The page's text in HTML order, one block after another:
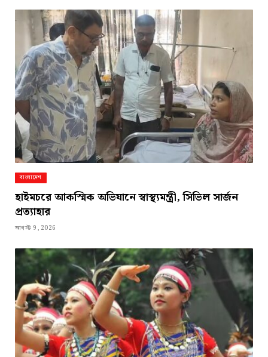
বাংলাদেশ
হাইমচরে আকস্মিক অভিযানে স্বাস্থ্যমন্ত্রী, সিভিল সার্জন
প্রত্যাহার
আগস্ট 9, 2026